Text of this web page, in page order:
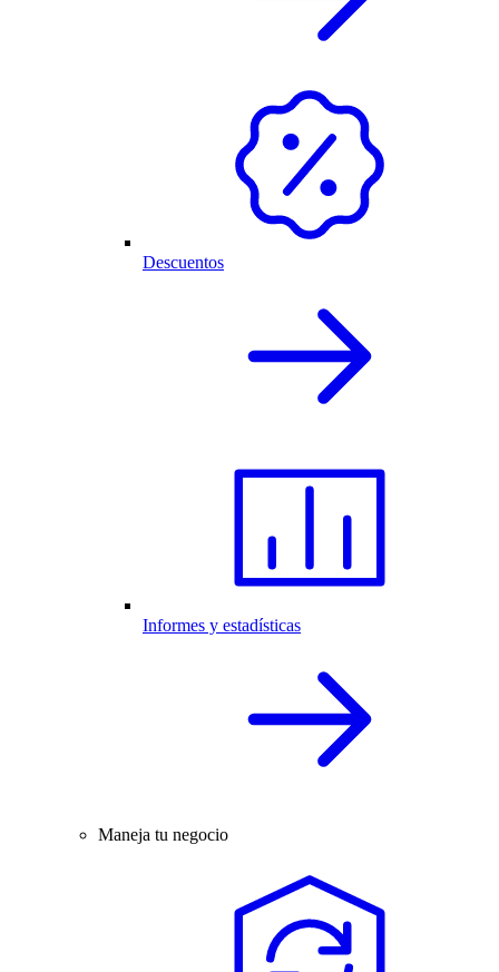
Descuentos
Informes y estadísticas
Maneja tu negocio